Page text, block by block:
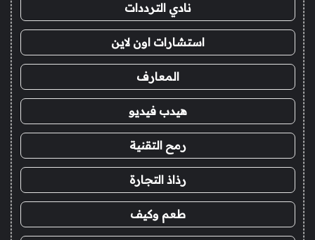
نادي الترددات
استشارات اون لاين
المعارف
هيدب فيديو
رمح التقنية
رذاذ التجارة
طعم وكيف